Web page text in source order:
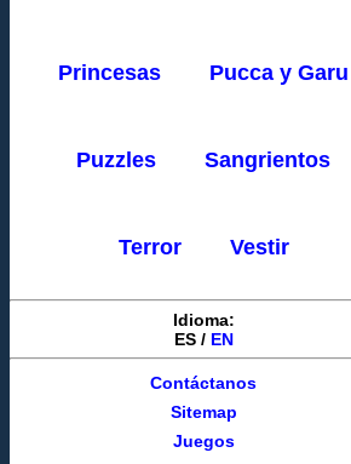
Princesas Pucca y Garu
Puzzles Sangrientos
Terror Vestir
Idioma:
ES / EN
Contáctanos
Sitemap
Juegos